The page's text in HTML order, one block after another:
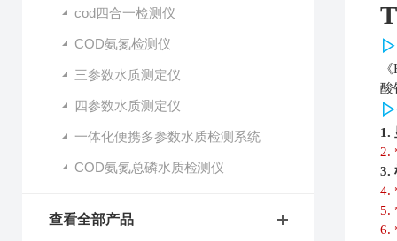
cod四合一检测仪
COD氨氮检测仪
三参数水质测定仪
四参数水质测定仪
一体化便携多参数水质检测系统
COD氨氮总磷水质检测仪
查看全部产品
▷
酸
▷
1.
2.
3.
4.
5.
6.